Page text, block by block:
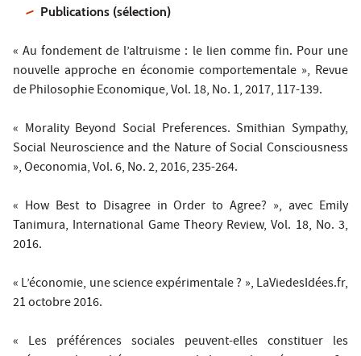
Publications (sélection)
« Au fondement de l’altruisme : le lien comme fin. Pour une
nouvelle approche en économie comportementale », Revue
de Philosophie Economique, Vol. 18, No. 1, 2017, 117-139.
« Morality Beyond Social Preferences. Smithian Sympathy,
Social Neuroscience and the Nature of Social Consciousness
»,Oeconomia, Vol. 6, No. 2, 2016, 235-264.
« How Best to Disagree in Order to Agree? », avec Emily
Tanimura, International Game Theory Review, Vol. 18, No. 3,
2016.
« L’économie, une science expérimentale ? », LaViedesIdées.fr,
21 octobre 2016.
« Les préférences sociales peuvent-elles constituer les